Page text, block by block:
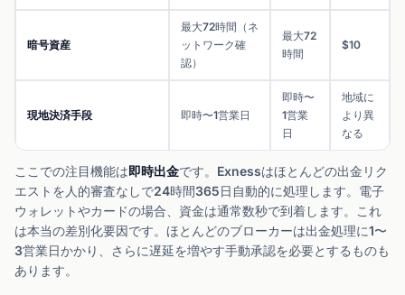
暗号資産
最大72時間（ネ
ットワーク確
認）
最大72
時間
$10
現地決済手段 即時〜1営業日
即時〜
1営業
日
地域に
より異
なる
ここでの注目機能は即時出金です。Exnessはほとんどの出金リク
エストを人的審査なしで24時間365日自動的に処理します。電子
ウォレットやカードの場合、資金は通常数秒で到着します。これ
は本当の差別化要因です。ほとんどのブローカーは出金処理に1〜
3営業日かかり、さらに遅延を増やす手動承認を必要とするものも
あります。